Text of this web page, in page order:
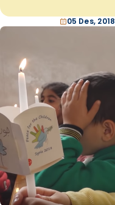
05 Des, 2018